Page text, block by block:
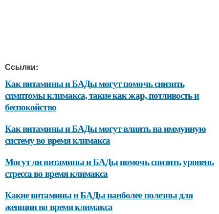
Ссылки:
Как витамины и БАДы могут помочь снизить
симптомы климакса, такие как жар, потливость и
беспокойство
Как витамины и БАДы могут влиять на иммунную
систему во время климакса
Могут ли витамины и БАДы помочь снизить уровень
стресса во время климакса
Какие витамины и БАДы наиболее полезны для
женщин во время климакса